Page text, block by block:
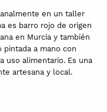
en un taller
es barro rojo de origen
en Murcia y también
pintada a mano con
uso alimentario. Es una
artesana y local.